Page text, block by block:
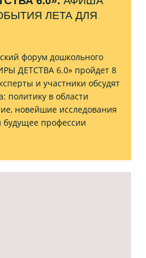
ЛЕТА ДЛЯ
форум дошкольного
ДЕТСТВА 6.0» пройдет 8
и участники обсудят
политику в области
новейшие исследования
будущее профессии